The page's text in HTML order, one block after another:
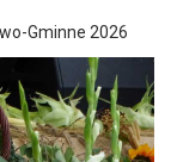
Gminne 2026